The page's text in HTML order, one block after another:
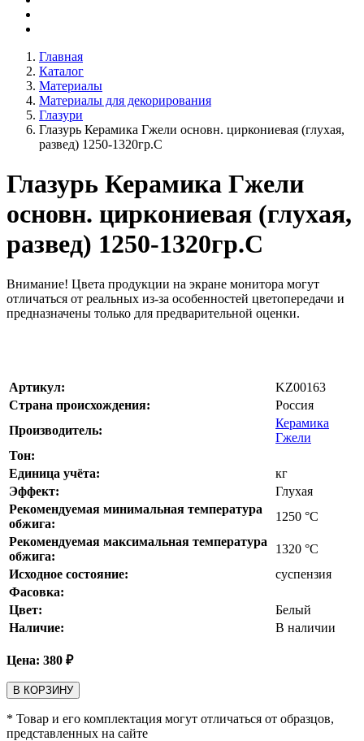
Главная
Каталог
Материалы
Материалы для декорирования
Глазури
Глазурь Керамика Гжели основн. циркониевая (глухая,
развед) 1250-1320гр.С
Глазурь Керамика Гжели
основн. циркониевая (глухая,
развед) 1250-1320гр.С
Внимание! Цвета продукции на экране монитора могут
отличаться от реальных из-за особенностей цветопередачи и
предназначены только для предварительной оценки.
Артикул:
KZ00163
Страна происхождения:
Россия
Производитель:
Керамика
Гжели
Тон:
Единица учёта:
кг
Эффект:
Глухая
Рекомендуемая минимальная температура
обжига:
1250 °С
Рекомендуемая максимальная температура
обжига:
1320 °С
Исходное состояние:
суспензия
Фасовка:
Цвет:
Белый
Наличие:
В наличии
Цена: 380 ₽
В КОРЗИНУ
* Товар и его комплектация могут отличаться от образцов,
представленных на сайте